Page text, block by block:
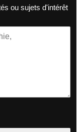
ou sujets d'intérêt